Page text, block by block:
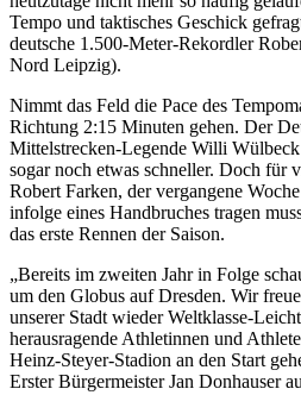
Tempo und taktisches Geschick
deutsche 1.500-Meter-Rekordler
Nord Leipzig).
Nimmt das Feld die Pace des
Richtung 2:15 Minuten gehen. Der
Mittelstrecken-Legende Willi
sogar noch etwas schneller. Doch für
Robert Farken, der vergangene
infolge eines Handbruches tragen
das erste Rennen der Saison.
„Bereits im zweiten Jahr in Folge
um den Globus auf Dresden. Wir
unserer Stadt wieder Weltklasse-
herausragende Athletinnen und
Heinz-Steyer-Stadion an den Start
Erster Bürgermeister Jan Donhauser